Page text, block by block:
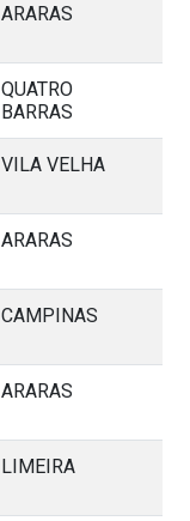
ARARAS
QUATRO
BARRAS
VILA VELHA
ARARAS
CAMPINAS
ARARAS
LIMEIRA